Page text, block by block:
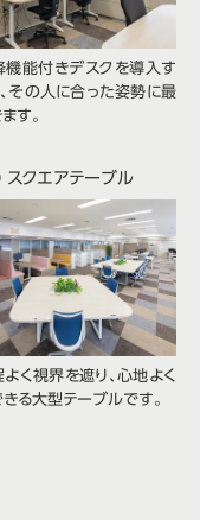
機能付きデスクを導入す
その人に合った姿勢に最
す。
クエアテーブル
く視界を遮り、心地よく
る大型テーブルです。